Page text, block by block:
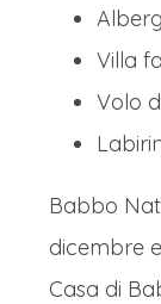
Villa
Volo
Babbo
dicembre
Casa di